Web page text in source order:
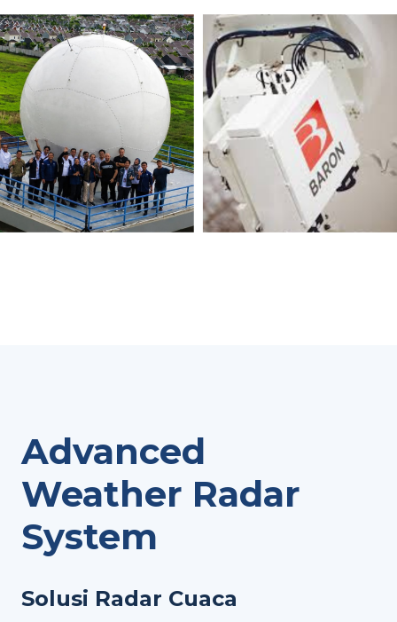
Advanced
Weather Radar
System
Solusi Radar Cuaca